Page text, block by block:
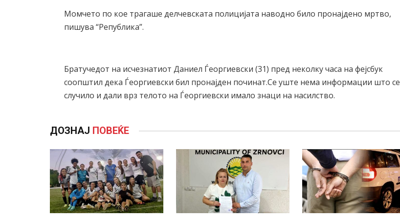
Момчето по кое трагаше делчевската полицијата наводно било пронајдено мртво,
пишува “Република”.
Братучедот на исчезнатиот Даниел Ѓеоргиевски (31) пред неколку часа на фејсбук
соопштил дека Ѓеоргиевски бил пронајден починат.Се уште нема информации што се
случило и дали врз телото на Ѓеоргиевски имало знаци на насилство.
ДОЗНАЈ ПОВЕЌЕ